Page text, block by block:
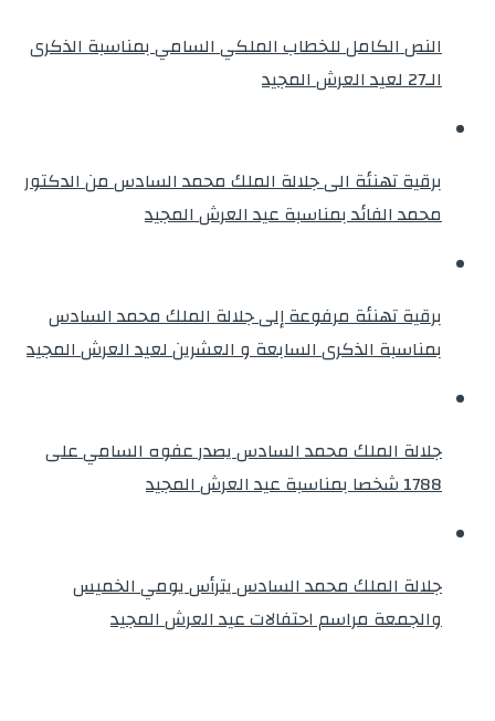
النص الكامل للخطاب الملكي السامي بمناسبة الذكرى
الـ27 لعيد العرش المجيد
برقية تهنئة الى جلالة الملك محمد السادس من الدكتور
محمد الفائد بمناسبة عيد العرش المجيد
برقية تهنئة مرفوعة إلى جلالة الملك محمد السادس
بمناسبة الذكرى السابعة و العشرين لعيد العرش المجيد
جلالة الملك محمد السادس يصدر عفوه السامي على
1788 شخصا بمناسبة عيد العرش المجيد
جلالة الملك محمد السادس يترأس يومي الخميس
والجمعة مراسم احتفالات عيد العرش المجيد